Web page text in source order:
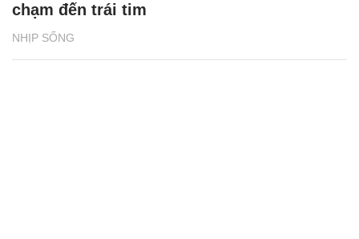
NHỊP SỐNG
chạm đến trái tim